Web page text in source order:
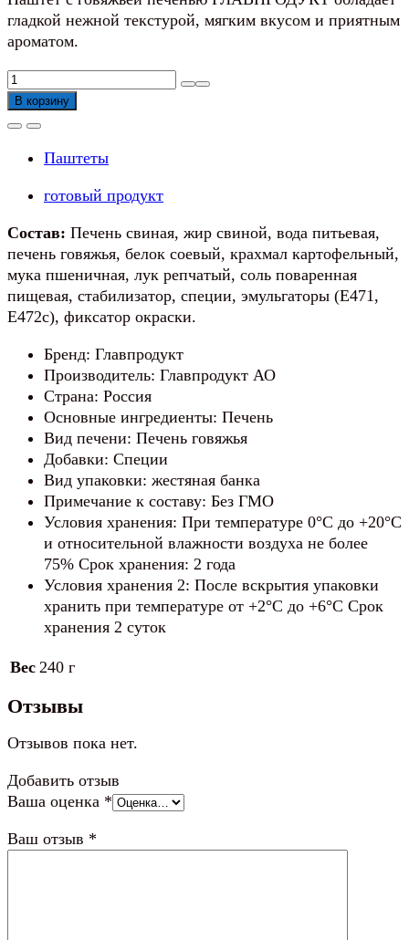
гладкой нежной текстурой, мягким вкусом и приятным
ароматом.
Количество
товара
Паштет
говяжьей
ГЛАВПРОДУКТ
В корзину
Паштеты
готовый продукт
Состав: Печень свиная, жир свиной, вода питьевая,
печень говяжья, белок соевый, крахмал картофельный,
мука пшеничная, лук репчатый, соль поваренная
пищевая, стабилизатор, специи, эмульгаторы (Е471,
Е472с), фиксатор окраски.
Бренд: Главпродукт
Производитель: Главпродукт АО
Страна: Россия
Основные ингредиенты: Печень
Вид печени: Печень говяжья
Добавки: Специи
Вид упаковки: жестяная банка
Примечание к составу: Без ГМО
Условия хранения: При температуре 0°С до +20°С
и относительной влажности воздуха не более
75% Срок хранения: 2 года
Условия хранения 2: После вскрытия упаковки
хранить при температуре от +2°C до +6°C Срок
хранения 2 суток
Вес 240 г
Отзывы
Отзывов пока нет.
Добавить отзыв
Ваша оценка *
Ваш отзыв *